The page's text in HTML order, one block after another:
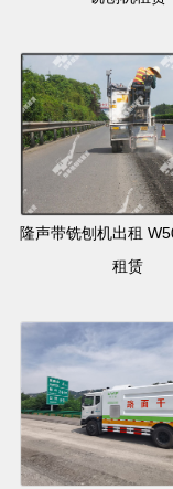
隆声带铣刨机出租
租赁